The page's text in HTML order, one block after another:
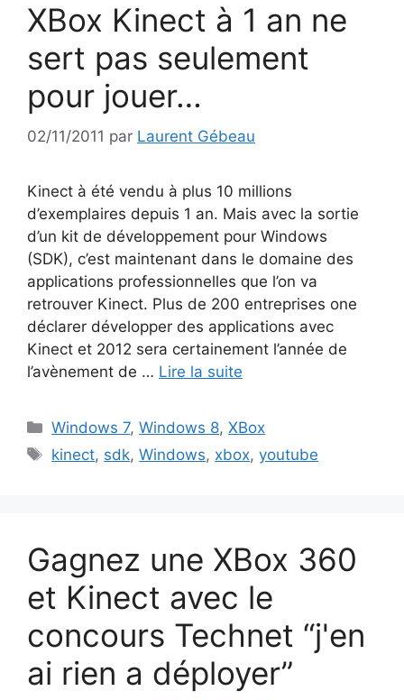
XBox Kinect à 1 an ne
sert pas seulement
pour jouer…
02/11/2011 par Laurent Gébeau
Kinect à été vendu à plus 10 millions
d’exemplaires depuis 1 an. Mais avec la sortie
d’un kit de développement pour Windows
(SDK), c’est maintenant dans le domaine des
applications professionnelles que l’on va
retrouver Kinect. Plus de 200 entreprises one
déclarer développer des applications avec
Kinect et 2012 sera certainement l’année de
l’avènement de … Lire la suite
Catégories
Windows 7,Windows 8,XBox
Étiquettes
kinect, sdk,Windows, xbox,youtube
Gagnez une XBox 360
et Kinect avec le
concours Technet “j'en
ai rien a déployer”